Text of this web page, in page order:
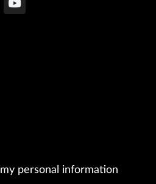
personal information